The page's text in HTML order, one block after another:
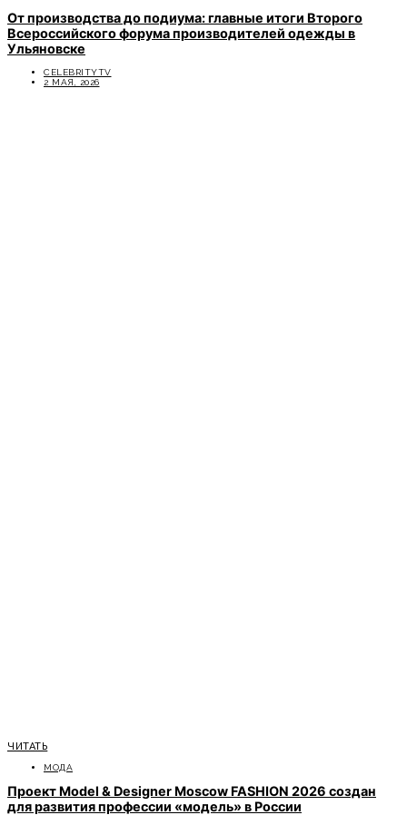
От производства до подиума: главные итоги Второго
Всероссийского форума производителей одежды в
Ульяновске
CELEBRITYTV
2 МАЯ, 2026
ЧИТАТЬ
МОДА
Проект Model & Designer Moscow FASHION 2026 создан
для развития профессии «модель» в России